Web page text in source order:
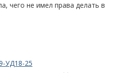
чего не имел права делать в
УД18-25